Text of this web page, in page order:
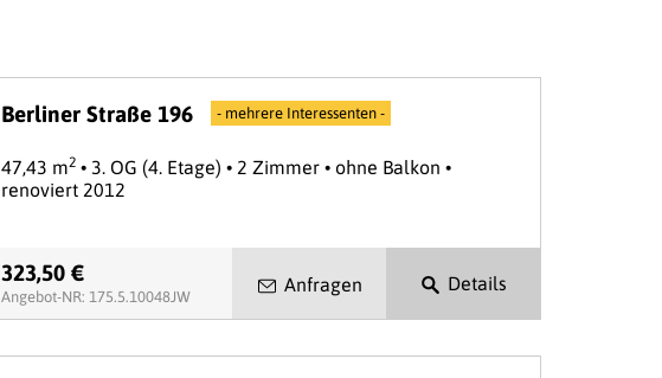
Berliner Straße 196 - mehrere Interessenten -
47,43 m2• 3. OG (4. Etage) • 2 Zimmer • ohne Balkon •
renoviert 2012
323,50 €
Angebot-NR: 175.5.10048JW
Anfragen Details